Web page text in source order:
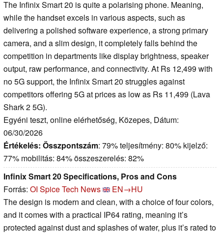
The Infinix Smart 20 is quite a polarising phone. Meaning,
while the handset excels in various aspects, such as
delivering a polished software experience, a strong primary
camera, and a slim design, it completely falls behind the
competition in departments like display brightness, speaker
output, raw performance, and connectivity. At Rs 12,499 with
no 5G support, the Infinix Smart 20 struggles against
competitors offering 5G at prices as low as Rs 11,499 (Lava
Shark 2 5G).
Egyéni teszt, online elérhetőség, Közepes, Dátum:
06/30/2026
Értékelés: Összpontszám: 79% teljesítmény: 80% kijelző:
77% mobilitás: 84% összeszerelés: 82%
Infinix Smart 20 Specifications, Pros and Cons
Forrás: OI Spice Tech News
EN→HU
The design is modern and clean, with a choice of four colors,
and it comes with a practical IP64 rating, meaning it’s
protected against dust and splashes of water, plus it’s rated to